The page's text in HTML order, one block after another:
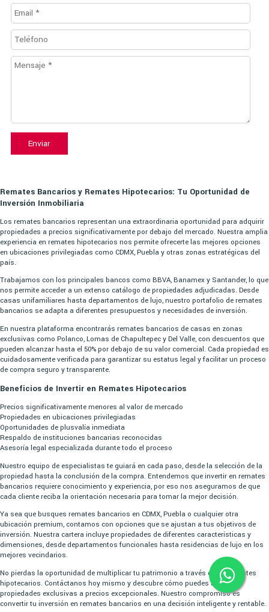
Enviar
Remates Bancarios y Remates Hipotecarios: Tu Oportunidad de
Inversión Inmobiliaria
Los remates bancarios representan una extraordinaria oportunidad para adquirir
propiedades a precios significativamente por debajo del mercado. Nuestra amplia
experiencia en remates hipotecarios nos permite ofrecerte las mejores opciones
en ubicaciones privilegiadas como CDMX, Puebla y otras zonas estratégicas del
país.
Trabajamos con los principales bancos como BBVA, Banamex y Santander, lo que
nos permite acceder a un extenso catálogo de propiedades adjudicadas. Desde
casas unifamiliares hasta departamentos de lujo, nuestro portafolio de remates
bancarios se adapta a diferentes presupuestos y necesidades de inversión.
En nuestra plataforma encontrarás remates bancarios de casas en zonas
exclusivas como Polanco, Lomas de Chapultepec y Del Valle, con descuentos que
pueden alcanzar hasta el 50% por debajo de su valor comercial. Cada propiedad es
cuidadosamente verificada para garantizar su estatus legal y facilitar un proceso
de compra seguro y transparente.
Beneficios de Invertir en Remates Hipotecarios
Precios significativamente menores al valor de mercado
Propiedades en ubicaciones privilegiadas
Oportunidades de plusvalía inmediata
Respaldo de instituciones bancarias reconocidas
Asesoría legal especializada durante todo el proceso
Nuestro equipo de especialistas te guiará en cada paso, desde la selección de la
propiedad hasta la conclusión de la compra. Entendemos que invertir en remates
bancarios requiere conocimiento y experiencia, por eso nos aseguramos de que
cada cliente reciba la orientación necesaria para tomar la mejor decisión.
Ya sea que busques remates bancarios en CDMX, Puebla o cualquier otra
ubicación premium, contamos con opciones que se ajustan a tus objetivos de
inversión. Nuestra cartera incluye propiedades de diferentes características y
dimensiones, desde departamentos funcionales hasta residencias de lujo en los
mejores vecindarios.
No pierdas la oportunidad de multiplicar tu patrimonio a través de los remates
hipotecarios. Contáctanos hoy mismo y descubre cómo puedes acceder a
propiedades exclusivas a precios excepcionales. Nuestro compromiso es
convertir tu inversión en remates bancarios en una decisión inteligente y rentable.